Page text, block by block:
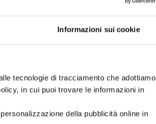
Informazioni sui cookie
tecnologie di tracciamento che adottiamo
in cui puoi trovare le informazioni in
della pubblicità online in